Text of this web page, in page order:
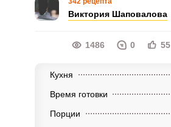
Виктория Шаповалова
1486 0 55
Кухня
Время готовки
Порции